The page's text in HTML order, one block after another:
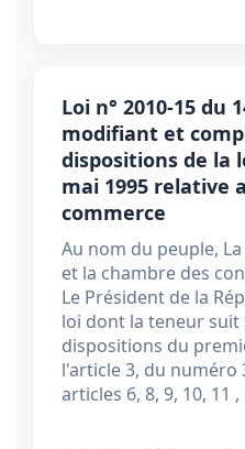
Loi n° 2010-15 du
modifiant et
dispositions de la
mai 1995 relative
commerce
Au nom du peuple,
et la chambre des
Le Président de la
loi dont la teneur suit
dispositions du
l'article 3, du numéro
articles 6, 8, 9, 10, 11 ,